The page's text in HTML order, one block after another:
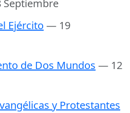
Ejército — 19
de Dos Mundos — 12
y Protestantes